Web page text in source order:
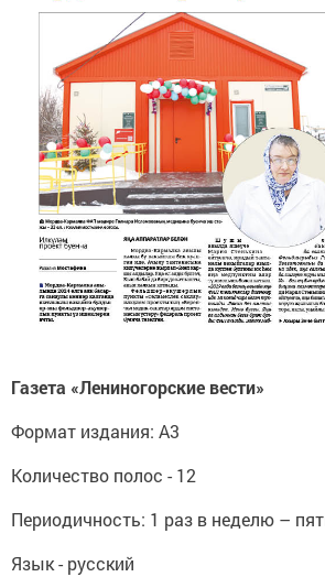
Газета «Лениногорские вести»
Формат издания: А3
Количество полос - 12
Периодичность: 1 раз в неделю –
Язык - русский